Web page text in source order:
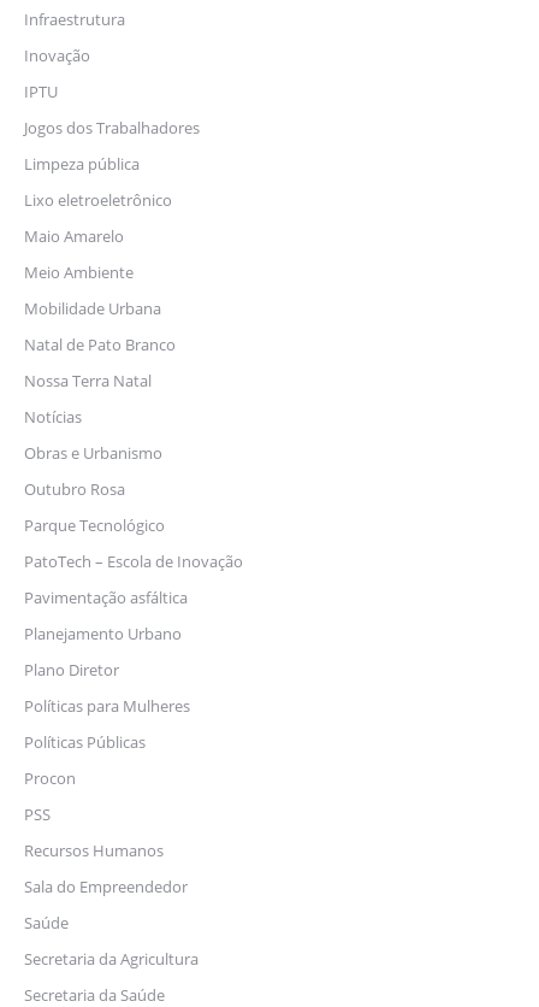
Infraestrutura
Inovação
IPTU
Jogos dos Trabalhadores
Limpeza pública
Lixo eletroeletrônico
Maio Amarelo
Meio Ambiente
Mobilidade Urbana
Natal de Pato Branco
Nossa Terra Natal
Notícias
Obras e Urbanismo
Outubro Rosa
Parque Tecnológico
PatoTech – Escola de Inovação
Pavimentação asfáltica
Planejamento Urbano
Plano Diretor
Políticas para Mulheres
Políticas Públicas
Procon
PSS
Recursos Humanos
Sala do Empreendedor
Saúde
Secretaria da Agricultura
Secretaria da Saúde